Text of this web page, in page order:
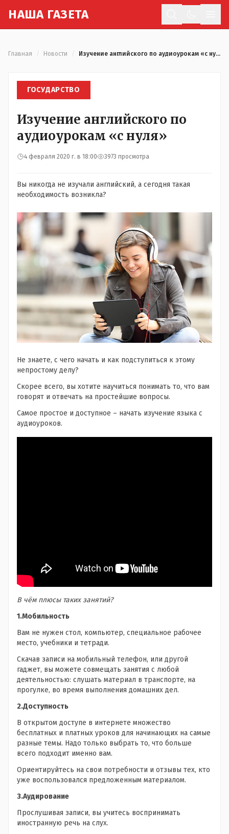
НАША ГАЗЕТА
Главная Новости Изучение английского по аудиоурокам «с нуля»
ГОСУДАРСТВО
Изучение английского по
аудиоурокам «с нуля»
4 февраля 2020 г. в 18:00 3973 просмотра
Вы никогда не изучали английский, а сегодня такая
необходимость возникла?
Не знаете, с чего начать и как подступиться к этому
непростому делу?
Скорее всего, вы хотите научиться понимать то, что вам
говорят и отвечать на простейшие вопросы.
Самое простое и доступное – начать изучение языка с
аудиоуроков.
В чём плюсы таких занятий?
1.Мобильность
Вам не нужен стол, компьютер, специальное рабочее
место, учебники и тетради.
Скачав записи на мобильный телефон, или другой
гаджет, вы можете совмещать занятия с любой
деятельностью: слушать материал в транспорте, на
прогулке, во время выполнения домашних дел.
2.Доступность
В открытом доступе в интернете множество
бесплатных и платных уроков для начинающих на самые
разные темы. Надо только выбрать то, что больше
всего подходит именно вам.
Ориентируйтесь на свои потребности и отзывы тех, кто
уже воспользовался предложенным материалом.
3.Аудирование
Прослушивая записи, вы учитесь воспринимать
иностранную речь на слух.